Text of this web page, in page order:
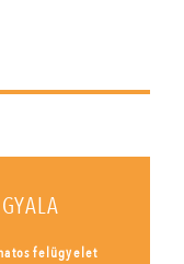
felügyelet